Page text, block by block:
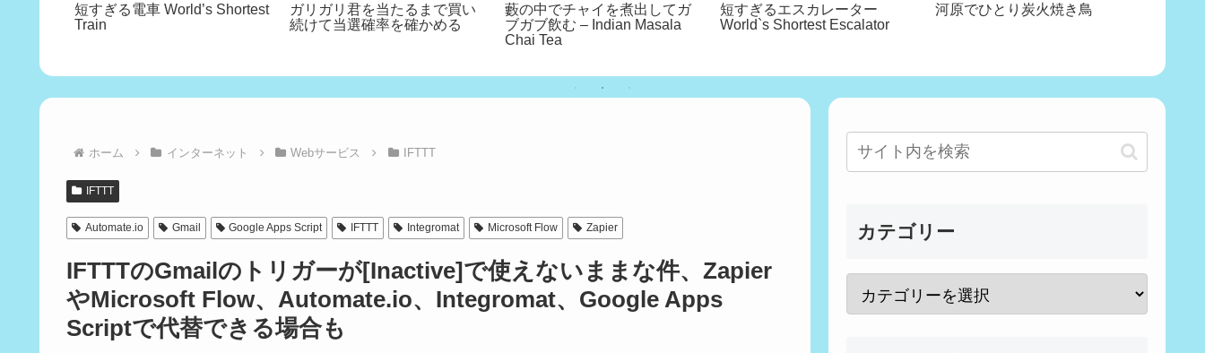
短すぎる電車 World’s Shortest
Train
ガリガリ君を当たるまで買い
続けて当選確率を確かめる
藪の中でチャイを煮出してガ
ブガブ飲む – Indian Masala
Chai Tea
短すぎるエスカレーター
World`s Shortest Escalator
河原でひとり炭火焼き鳥
ホーム インターネット Webサービス IFTTT
IFTTT
Automate.io Gmail Google Apps Script IFTTT Integromat Microsoft Flow Zapier
IFTTTのGmailのトリガーが[Inactive]で使えないままな件、Zapier
やMicrosoft Flow、Automate.io、Integromat、Google Apps
Scriptで代替できる場合も
カテゴリー